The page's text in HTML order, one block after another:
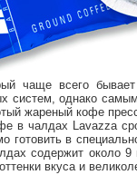
чаще всего
систем, однако
жареный кофе
в чалдах Lavazza
готовить в
содержит около 9
вкуса и